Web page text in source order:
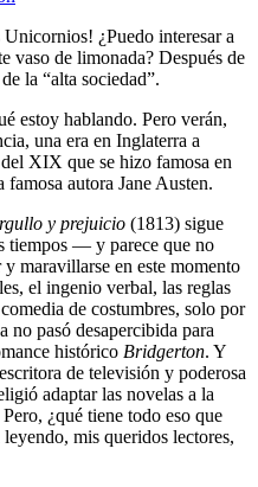
¿Puedo interesar a
vaso de limonada? Después de
la “alta sociedad”.
estoy hablando. Pero verán,
una era en Inglaterra a
XIX que se hizo famosa en
autora Jane Austen.
y prejuicio (1813) sigue
tiempos — y parece que no
maravillarse en este momento
el ingenio verbal, las reglas
de costumbres, solo por
no pasó desapercibida para
histórico Bridgerton. Y
de televisión y poderosa
adaptar las novelas a la
¿qué tiene todo eso que
mis queridos lectores,